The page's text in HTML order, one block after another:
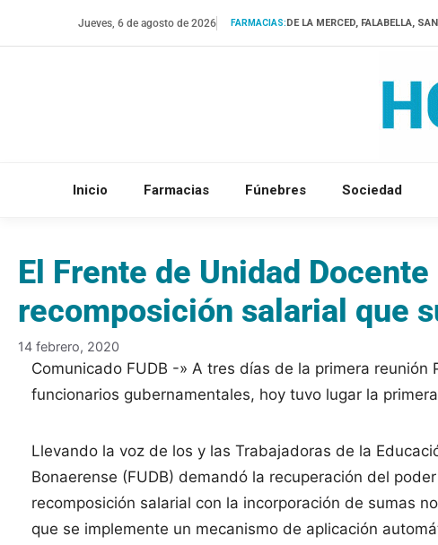
Jueves, 6 de agosto de 2026 FARMACIAS:DE LA MERCED, FALABELLA,
Inicio Farmacias Fúnebres Sociedad
El Frente de Unidad
recomposición salarial que
14 febrero, 2020
Comunicado FUDB -» A tres días de la primera
funcionarios gubernamentales, hoy tuvo lugar la
Llevando la voz de los y las Trabajadoras de la
Bonaerense (FUDB) demandó la recuperación del
recomposición salarial con la incorporación de sumas
que se implemente un mecanismo de aplicación